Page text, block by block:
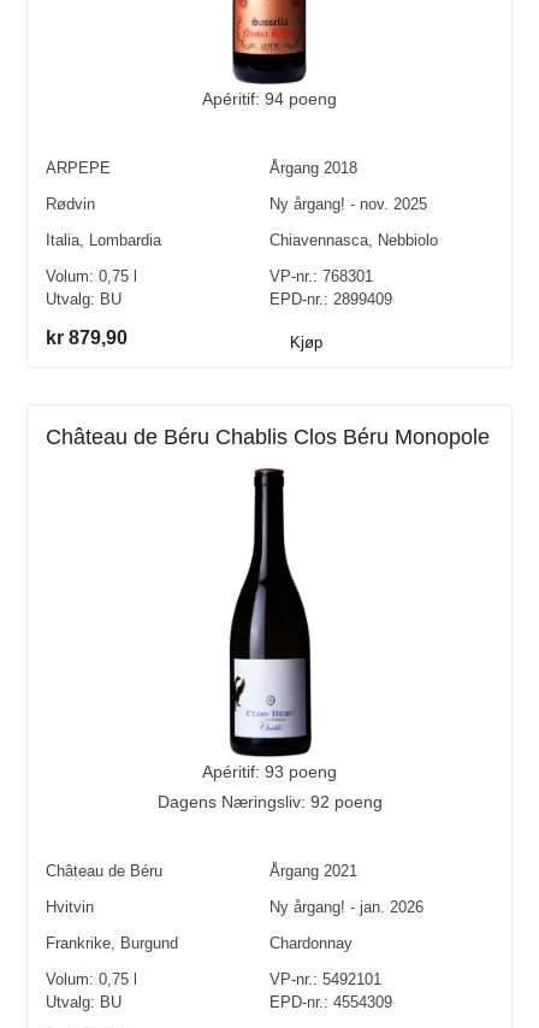
Apéritif: 94 poeng
ARPEPE Årgang 2018
Rødvin
Ny årgang! - nov. 2025
Italia Lombardia Chiavennasca Nebbiolo
Volum:0,75 l
Utvalg: BU
VP-nr.: 768301
EPD-nr.: 2899409
kr 879,90 Kjøp
Château de Béru Chablis Clos Béru Monopole
Apéritif: 93 poeng
Dagens Næringsliv: 92 poeng
Château de Béru Årgang 2021
Hvitvin
Ny årgang! - jan. 2026
Frankrike
Burgund
Chardonnay
Volum:0,75
Utvalg: BU
VP-nr.: 5492101
EPD-nr.: 4554309